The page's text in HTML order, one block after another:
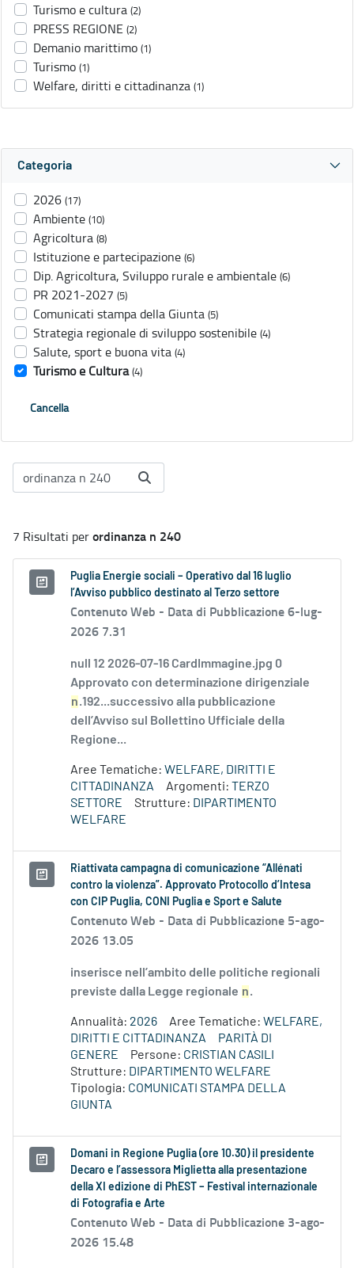
Turismo e cultura (2)
PRESS REGIONE (2)
Demanio marittimo (1)
Turismo (1)
Welfare, diritti e cittadinanza (1)
Categoria
2026 (17)
Ambiente (10)
Agricoltura (8)
Istituzione e partecipazione (6)
Dip. Agricoltura, Sviluppo rurale e ambientale (6)
PR 2021-2027 (5)
Comunicati stampa della Giunta (5)
Strategia regionale di sviluppo sostenibile (4)
Salute, sport e buona vita (4)
Turismo e Cultura (4)
Cancella
7 Risultati perordinanza n 240
Puglia Energie sociali – Operativo dal 16 luglio
l’Avviso pubblico destinato al Terzo settore
Contenuto Web - Data di Pubblicazione 6-lug-
2026 7.31
null 12 2026-07-16 CardImmagine.jpg 0
Approvato con determinazione dirigenziale
n.192...successivo alla pubblicazione
dell’Avviso sul Bollettino Ufficiale della
Regione...
Aree Tematiche: WELFARE, DIRITTI E
CITTADINANZA
Argomenti: TERZO
SETTORE
Strutture: DIPARTIMENTO
WELFARE
Riattivata campagna di comunicazione “Allénati
contro la violenza”. Approvato Protocollo d’Intesa
con CIP Puglia, CONI Puglia e Sport e Salute
Contenuto Web - Data di Pubblicazione 5-ago-
2026 13.05
inserisce nell’ambito delle politiche regionali
previste dalla Legge regionale n.
Annualità: 2026 Aree Tematiche: WELFARE,
DIRITTI E CITTADINANZA
PARITÀ DI
GENERE
Persone: CRISTIAN CASILI
Strutture: DIPARTIMENTO WELFARE
Tipologia: COMUNICATI STAMPA DELLA
GIUNTA
Domani in Regione Puglia (ore 10.30) il presidente
Decaro e l’assessora Miglietta alla presentazione
della XI edizione di PhEST – Festival internazionale
di Fotografia e Arte
Contenuto Web - Data di Pubblicazione 3-ago-
2026 15.48